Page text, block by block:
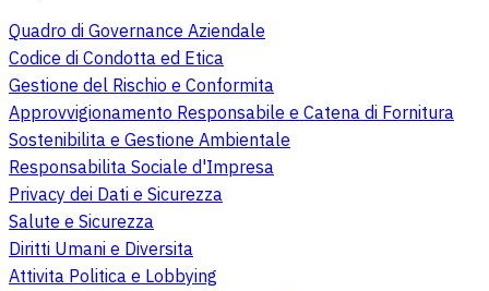
Quadro di Governance Aziendale
Codice di Condotta ed Etica
Gestione del Rischio e Conformita
Approvvigionamento Responsabile e Catena di Fornitura
Sostenibilita e Gestione Ambientale
Responsabilita Sociale d'Impresa
Privacy dei Dati e Sicurezza
Salute e Sicurezza
Diritti Umani e Diversita
Attivita Politica e Lobbying